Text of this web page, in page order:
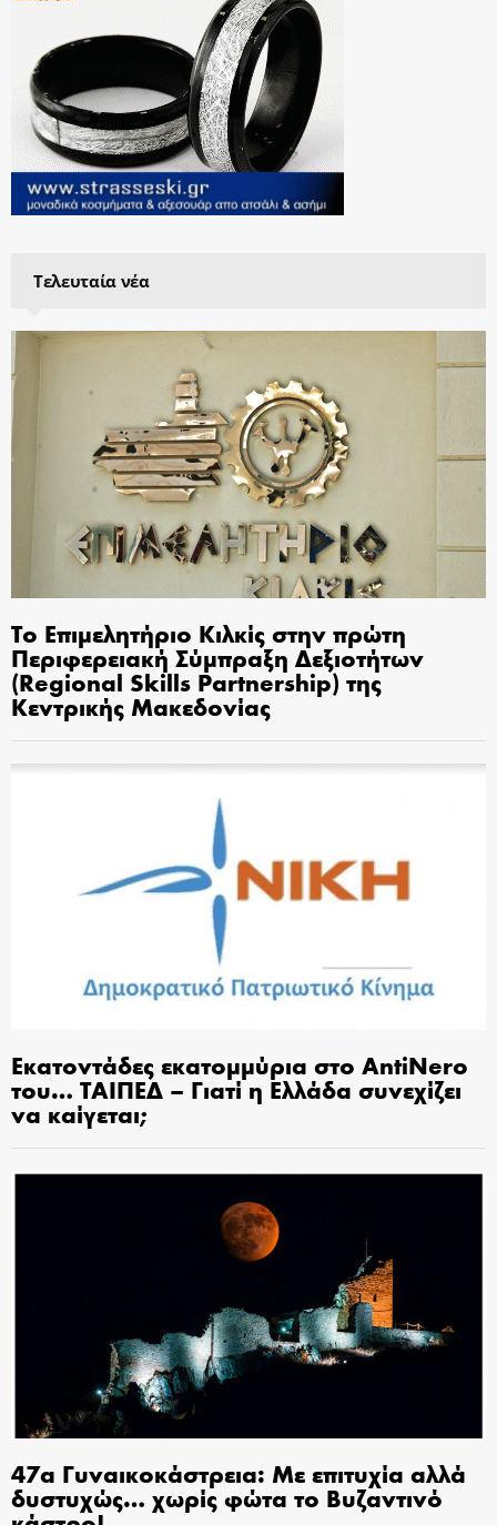
Τελευταία νέα
Το Επιμελητήριο Κιλκίς στην πρώτη
Περιφερειακή Σύμπραξη Δεξιοτήτων
(Regional Skills Partnership) της
Κεντρικής Μακεδονίας
Εκατοντάδες εκατομμύρια στο AntiNero
του… ΤΑΙΠΕΔ – Γιατί η Ελλάδα συνεχίζει
να καίγεται;
47α Γυναικοκάστρεια: Με επιτυχία αλλά
δυστυχώς… χωρίς φώτα το Βυζαντινό